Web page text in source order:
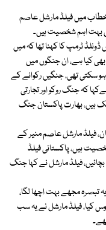
میں فیلڈ مارشل عاصم
بہت اہم شخصیت ہیں۔
ٹرمپ کا کہنا تھا کہ میں
کیا ہے، ان جنگوں میں
سکتی تھی، جنگیں رکوانے کے
کہ جنگ روکو اور تجارتی
ہیں، بھارت پاکستان جنگ
پاکستان، فیلڈ مارشل عاصم منیر کے
ہیں، پاکستانی فیلڈ
فیلڈ مارشل نے کہا جنگ
تبصرہ مجھے بہت اچھا لگا،
کیا، فیلڈ مارشل نے یہ سب